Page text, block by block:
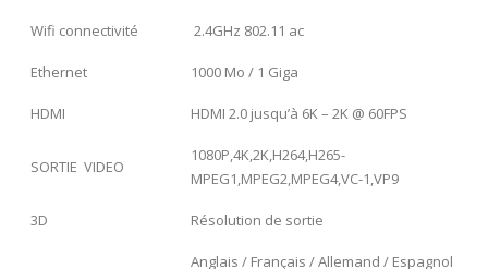
Wifi connectivité 2.4GHz 802.11 ac
Ethernet 1000 Mo / 1 Giga
HDMI HDMI 2.0 jusqu’à 6K – 2K @ 60FPS
SORTIE VIDEO
1080P,4K,2K,H264,H265-
MPEG1,MPEG2,MPEG4,VC-1,VP9
3D Résolution de sortie
Anglais / Français / Allemand / Espagnol